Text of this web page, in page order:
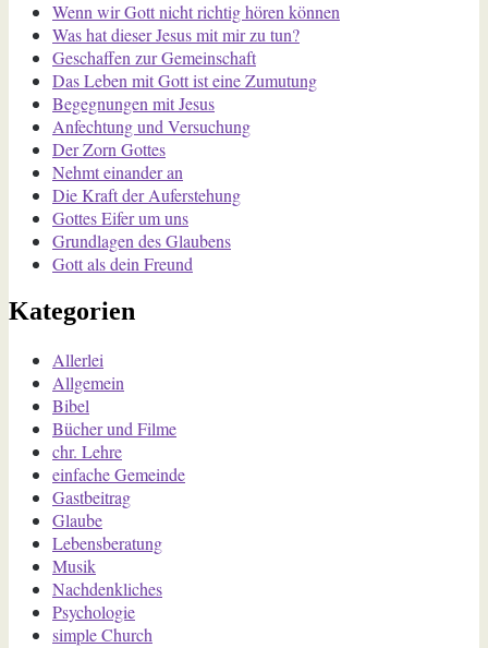
Wenn wir Gott nicht richtig hören können
Was hat dieser Jesus mit mir zu tun?
Geschaffen zur Gemeinschaft
Das Leben mit Gott ist eine Zumutung
Begegnungen mit Jesus
Anfechtung und Versuchung
Der Zorn Gottes
Nehmt einander an
Die Kraft der Auferstehung
Gottes Eifer um uns
Grundlagen des Glaubens
Gott als dein Freund
Kategorien
Allerlei
Allgemein
Bibel
Bücher und Filme
chr. Lehre
einfache Gemeinde
Gastbeitrag
Glaube
Lebensberatung
Musik
Nachdenkliches
Psychologie
simple Church